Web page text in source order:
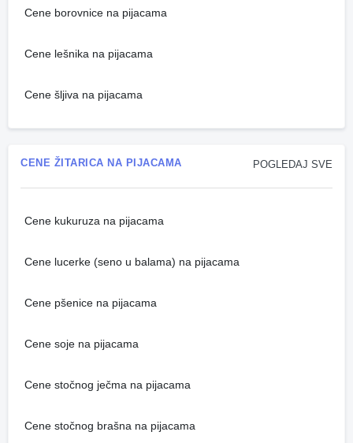
Cene borovnice na pijacama
Cene lešnika na pijacama
Cene šljiva na pijacama
POGLEDAJ SVE
CENE ŽITARICA NA PIJACAMA
Cene kukuruza na pijacama
Cene lucerke (seno u balama) na pijacama
Cene pšenice na pijacama
Cene soje na pijacama
Cene stočnog ječma na pijacama
Cene stočnog brašna na pijacama